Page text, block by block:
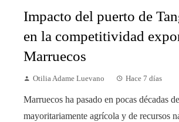
Impacto del puerto de
en la competitividad
Marruecos
Otilia Adame Luevano Hace 7 días
Marruecos ha pasado en pocas décadas
mayoritariamente agrícola y de recursos